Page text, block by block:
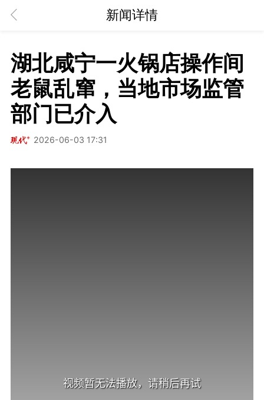
新闻详情
湖北咸宁一火锅店操作间
老鼠乱窜，当地市场监管
部门已介入
2026-06-03 17:31